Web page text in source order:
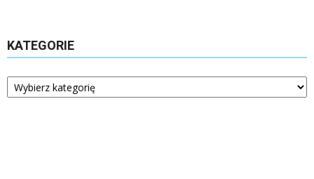
KATEGORIE
Kategorie